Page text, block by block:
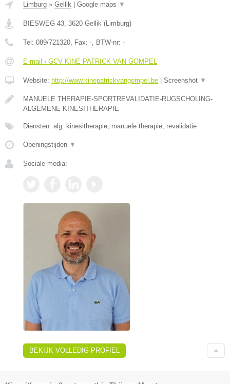
Limburg » Gellik Google maps ▼
BIESWEG 43, 3620 Gellik (Limburg)
Tel: 089/721320, Fax: -, BTW-nr: -
E-mail › GCV KINE PATRICK VAN GOMPEL
Website: http://www.kinepatrickvangompel.be Screenshot ▼
MANUELE THERAPIE-SPORTREVALIDATIE-RUGSCHOLING-
ALGEMENE KINESITHERAPIE
Diensten: alg. kinesitherapie, manuele therapie, revalidatie
Openingstijden ▼
Sociale media:
BEKIJK VOLLEDIG PROFIEL